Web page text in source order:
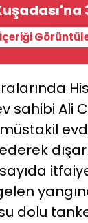
İçeriği
sahibi
dolu